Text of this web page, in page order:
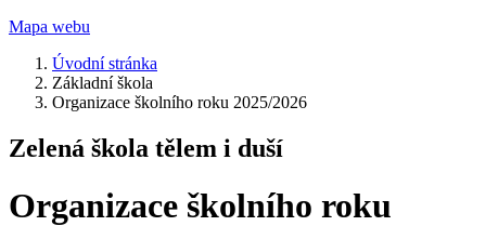
Mapa webu
Úvodní stránka
Základní škola
Organizace školního roku 2025/2026
Zelená škola tělem i duší
Organizace školního roku